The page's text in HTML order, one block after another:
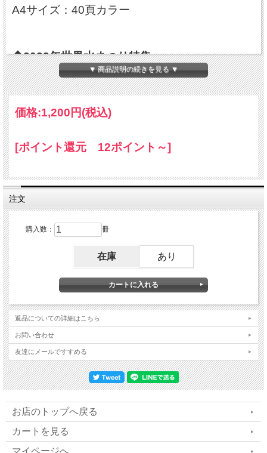
A4サイズ：40頁カラー
◆2023年世界水まつり特集
世界水まつり 開催直前リポート
◆与えれば返って来る。
／実業家、作家＊本田 健
ワイト量子エネルギー
／NPO法人 エモト・ピース・プロジェクト事務
局長＊林 美智子
【連載】
●ワンダフル波動ワールドin ヨーロッパ *74 ／
ドイツ支部 シュタイン亜希子
●Dance with Water, Pray for Love *113 ／アン
ジェラ・リサ
●数霊マイスター・ヨッシーの「続・数霊の法
則」 *108 ／吉野内聖一郎
▼ 商品説明の続きを見る ▼
価格:1,200円(税込)
[ポイント還元 12ポイント～]
注文
購入数： 冊
在庫 あり
返品についての詳細はこちら
お問い合わせ
友達にメールですすめる
お店のトップへ戻る
カートを見る
マイページへ